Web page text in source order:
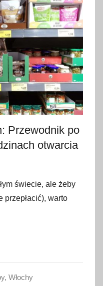
Przewodnik po
otwarcia
świecie, ale żeby
przepłacić), warto
, Włochy